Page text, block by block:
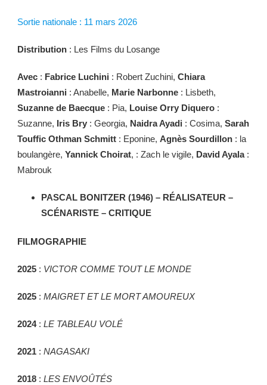
Sortie nationale : 11 mars 2026
Distribution : Les Films du Losange
Avec : Fabrice Luchini : Robert Zuchini, Chiara
Mastroianni : Anabelle, Marie Narbonne : Lisbeth,
Suzanne de Baecque : Pia, Louise Orry Diquero :
Suzanne, Iris Bry : Georgia, Naidra Ayadi : Cosima, Sarah
Touffic Othman Schmitt : Eponine, Agnès Sourdillon : la
boulangère, Yannick Choirat, : Zach le vigile, David Ayala :
Mabrouk
PASCAL BONITZER (1946) – RÉALISATEUR –
SCÉNARISTE – CRITIQUE
FILMOGRAPHIE
2025 : VICTOR COMME TOUT LE MONDE
2025 : MAIGRET ET LE MORT AMOUREUX
2024: LE TABLEAU VOLÉ
2021 : NAGASAKI
2018 : LES ENVOÛTÉS